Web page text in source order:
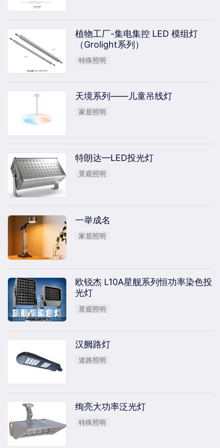
植物工厂-集电集控 LED 模组灯
（Grolight系列）
特殊照明
天境系列——儿童吊线灯
家居照明
特朗达—LED投光灯
景观照明
一举成名
家居照明
欧锐杰 L10A星舰系列恒功率染色投
光灯
景观照明
汉阙路灯
道路照明
绚亮大功率泛光灯
特殊照明